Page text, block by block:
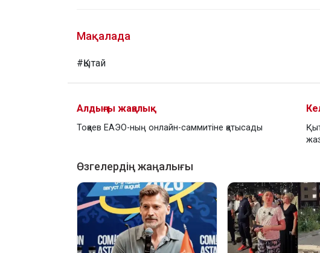
Мақалада
#Қытай
Алдыңғы жаңалық
Тоқаев ЕАЭО-ның онлайн-саммитіне қатысады